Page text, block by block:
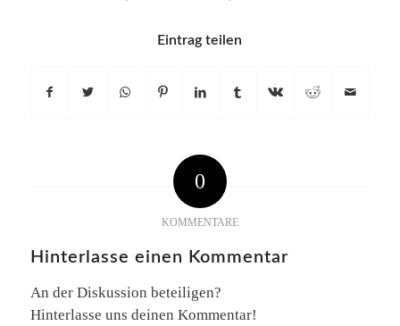
Eintrag teilen
0
KOMMENTARE
Hinterlasse einen Kommentar
An der Diskussion beteiligen?
Hinterlasse uns deinen Kommentar!